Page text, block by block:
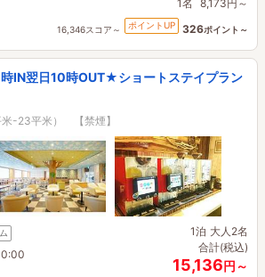
1名 8,173円～
16,346スコア～ ポイントUP 326ポイント～
IN翌日10時OUT★ショートステイプラン
-23平米） 【禁煙】
1泊 大人2名
合計(税込)
15,136円～